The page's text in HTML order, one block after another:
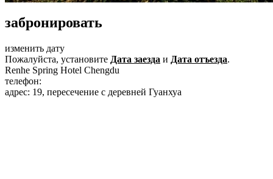
забронировать
изменить дату
Пожалуйста, установите Дата заезда и Дата отъезда.
Renhe Spring Hotel Chengdu
телефон:
адрес: 19, пересечение с деревней Гуанхуа